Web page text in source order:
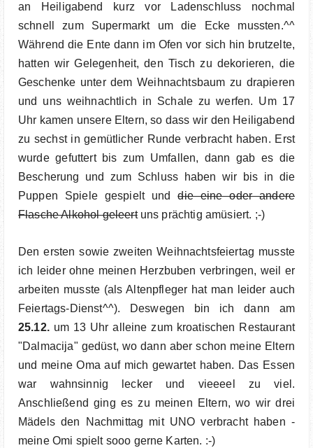
an Heiligabend kurz vor Ladenschluss nochmal
schnell zum Supermarkt um die Ecke mussten.^^
Während die Ente dann im Ofen vor sich hin brutzelte,
hatten wir Gelegenheit, den Tisch zu dekorieren, die
Geschenke unter dem Weihnachtsbaum zu drapieren
und uns weihnachtlich in Schale zu werfen. Um 17
Uhr kamen unsere Eltern, so dass wir den Heiligabend
zu sechst in gemütlicher Runde verbracht haben. Erst
wurde gefuttert bis zum Umfallen, dann gab es die
Bescherung und zum Schluss haben wir bis in die
Puppen Spiele gespielt unddie eine oder andere
Flasche Alkohol geleertuns prächtig amüsiert. ;-)
Den ersten sowie zweiten Weihnachtsfeiertag musste
ich leider ohne meinen Herzbuben verbringen, weil er
arbeiten musste (als Altenpfleger hat man leider auch
Feiertags-Dienst^^). Deswegen bin ich dann am
25.12.um 13 Uhr alleine zum kroatischen Restaurant
"Dalmacija" gedüst, wo dann aber schon meine Eltern
und meine Oma auf mich gewartet haben. Das Essen
war wahnsinnig lecker und vieeeel zu viel.
Anschließend ging es zu meinen Eltern, wo wir drei
Mädels den Nachmittag mit UNO verbracht haben -
meine Omi spielt sooo gerne Karten. :-)